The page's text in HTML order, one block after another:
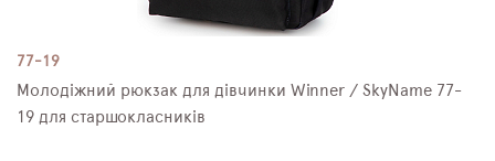
77-19
Молодіжний рюкзак для дівчинки Winner / SkyName 77-
19 для старшокласників